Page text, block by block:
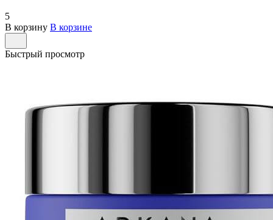
5
В корзину В корзине
Быстрый просмотр